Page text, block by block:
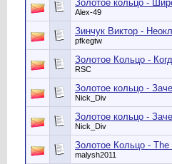
Золотое кольцо -
Alex-49
Зинчук Виктор -
pfkegtw
Золотое Кольцо -
RSC
Золотое кольцо -
Nick_Div
Золотое кольцо -
Nick_Div
Золотое Кольцо - The
malysh2011